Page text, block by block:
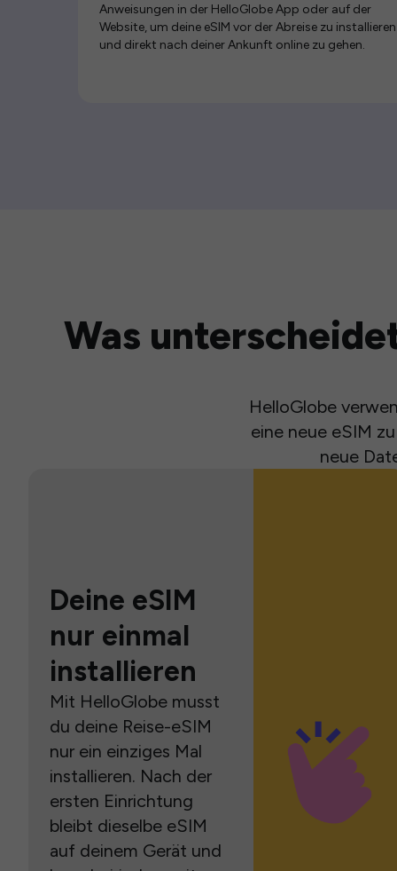
Anweisungen in der HelloGlobe App oder auf der
Website, um deine eSIM vor der Abreise zu installieren
und direkt nach deiner Ankunft online zu gehen.
Was
HelloGlobe
eine neue eSIM
neue
Deine eSIM
nur einmal
installieren
Mit HelloGlobe musst
du deine Reise-eSIM
nur ein einziges Mal
installieren. Nach der
ersten Einrichtung
bleibt dieselbe eSIM
auf deinem Gerät und